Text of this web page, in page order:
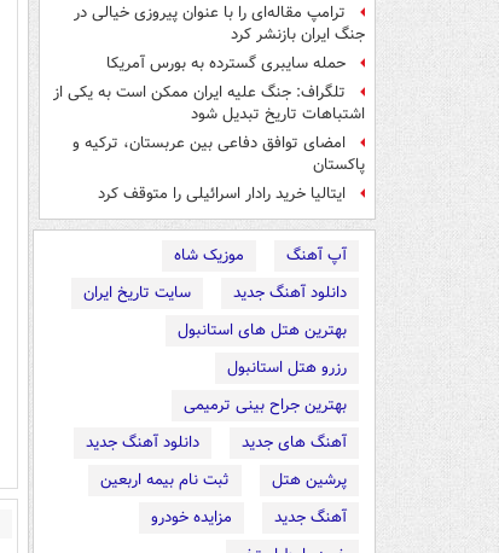
ترامپ مقاله‌ای را با عنوان پیروزی خیالی در
جنگ ایران بازنشر کرد
حمله سایبری گسترده به بورس آمریکا
تلگراف: جنگ علیه ایران ممکن است به یکی از
اشتباهات تاریخ تبدیل شود
امضای توافق دفاعی بین عربستان، ترکیه و
پاکستان
ایتالیا خرید رادار اسرائیلی را متوقف کرد
آپ آهنگ
موزیک شاه
دانلود آهنگ جدید
سایت تاریخ ایران
بهترین هتل های استانبول
رزرو هتل استانبول
بهترین جراح بینی ترمیمی
آهنگ های جدید
دانلود آهنگ جدید
پرشین هتل
ثبت نام بیمه اربعین
آهنگ جدید
مزایده خودرو